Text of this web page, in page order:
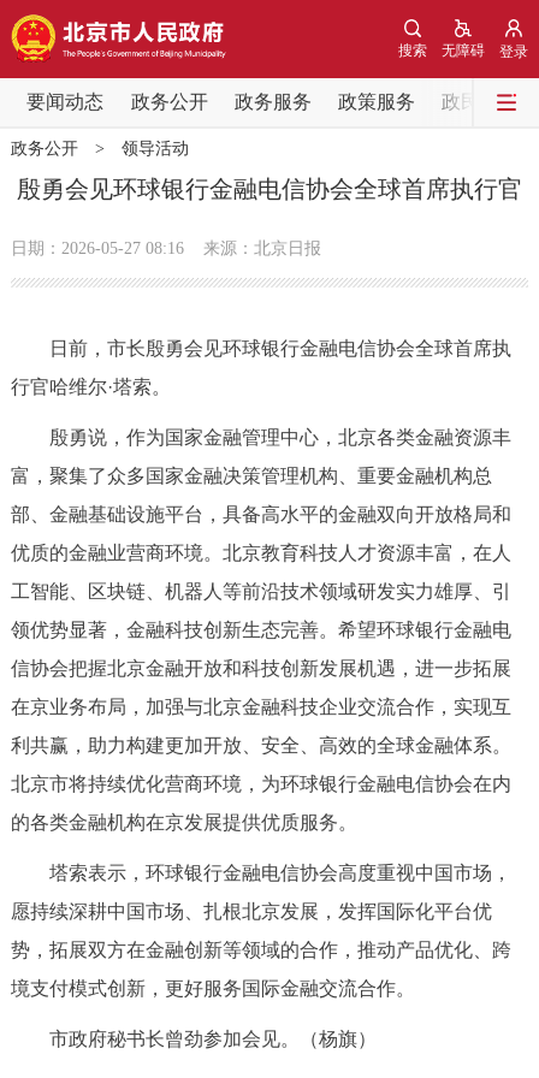
登录
无障碍
搜索
要闻动态 政务公开 政务服务 政策服务 政民互动
要闻动态
党中央精神
政务公开
市领导 机构职能 政策服务
专题公开
政务服务
中介服务 阳光政务
12345网上接诉即办 我要咨询 我要建议
参与调查 在线访谈
政务公开> 领导活动
殷勇会见环球银行金融电信协会全球首席执行官
日期：2026-05-27 08:16 来源：北京日报
日前，市长殷勇会见环球银行金融电信协会全球首席执
行官哈维尔·塔索。
殷勇说，作为国家金融管理中心，北京各类金融资源丰
富，聚集了众多国家金融决策管理机构、重要金融机构总
部、金融基础设施平台，具备高水平的金融双向开放格局和
优质的金融业营商环境。北京教育科技人才资源丰富，在人
工智能、区块链、机器人等前沿技术领域研发实力雄厚、引
领优势显著，金融科技创新生态完善。希望环球银行金融电
信协会把握北京金融开放和科技创新发展机遇，进一步拓展
在京业务布局，加强与北京金融科技企业交流合作，实现互
利共赢，助力构建更加开放、安全、高效的全球金融体系。
北京市将持续优化营商环境，为环球银行金融电信协会在内
的各类金融机构在京发展提供优质服务。
塔索表示，环球银行金融电信协会高度重视中国市场，
愿持续深耕中国市场、扎根北京发展，发挥国际化平台优
势，拓展双方在金融创新等领域的合作，推动产品优化、跨
境支付模式创新，更好服务国际金融交流合作。
市政府秘书长曾劲参加会见。（杨旗）